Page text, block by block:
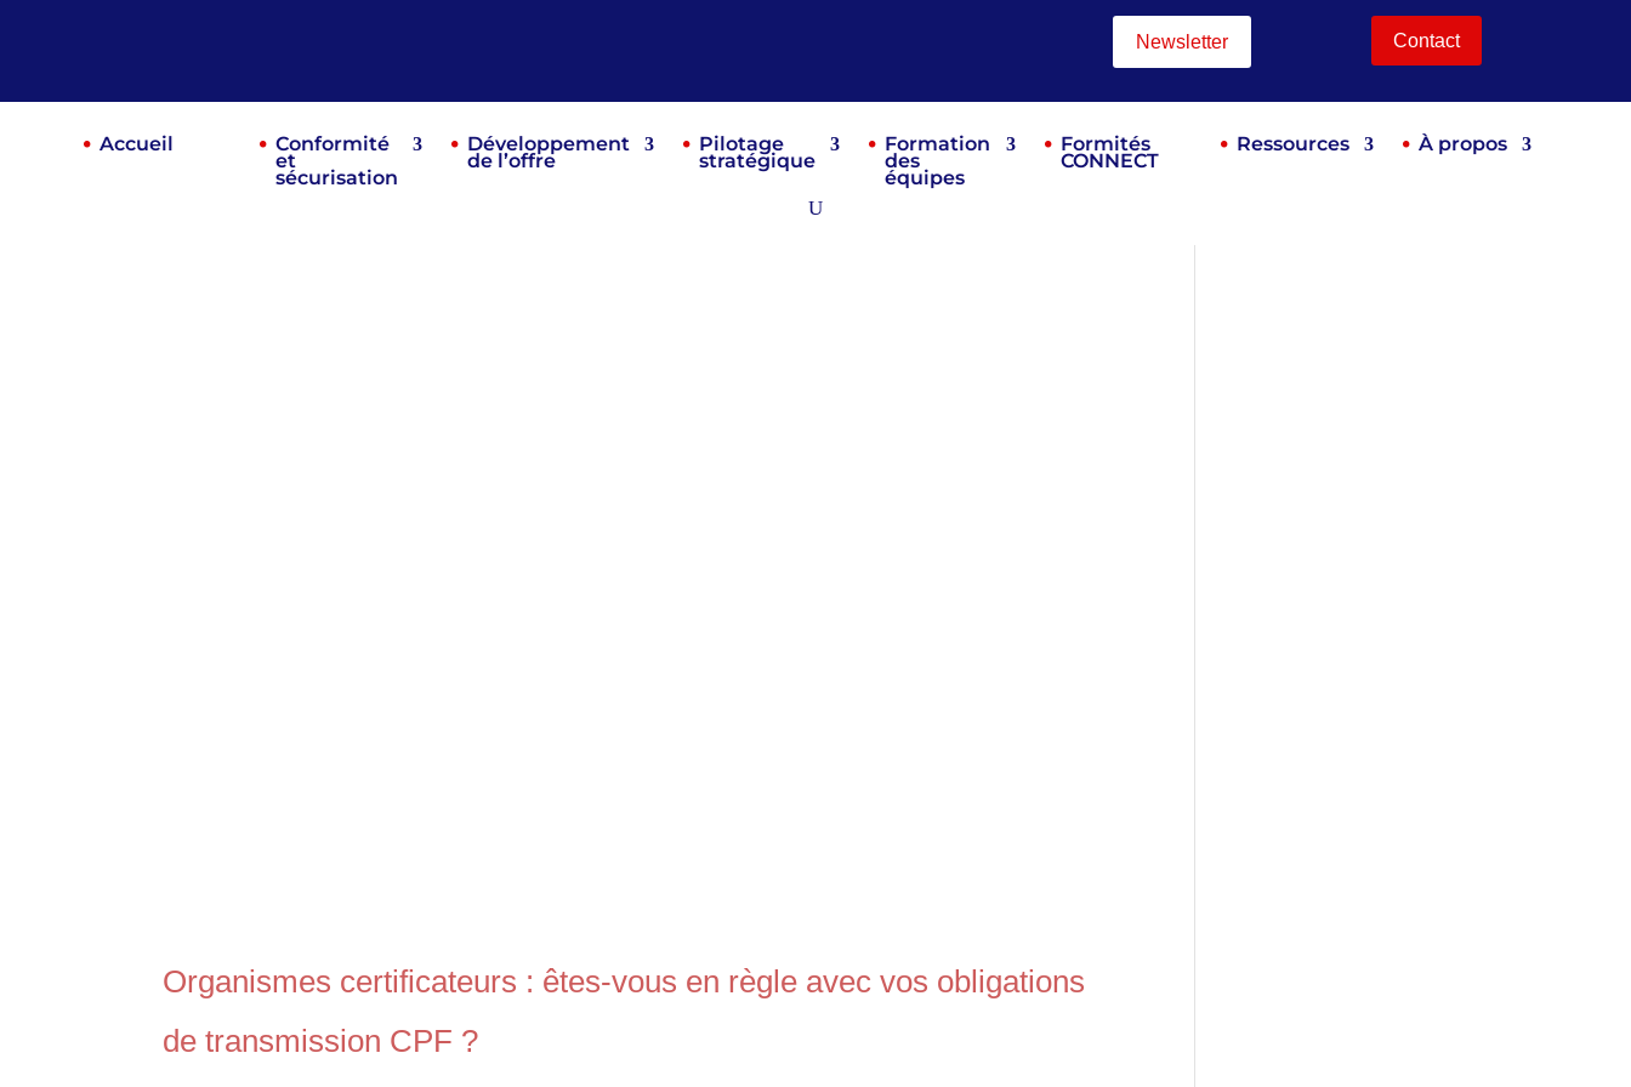
Newsletter Contact
Accueil Conformité
et
sécurisation
Développement
de l’offre
Pilotage
stratégique
Formation
des
équipes
Formités
CONNECT
Ressources À propos
Organismes certificateurs : êtes-vous en règle avec vos obligations
de transmission CPF ?